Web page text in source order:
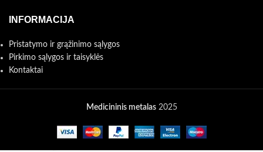
INFORMACIJA
Pristatymo ir grąžinimo sąlygos
Pirkimo sąlygos ir taisyklės
Kontaktai
Medicininis metalas2025